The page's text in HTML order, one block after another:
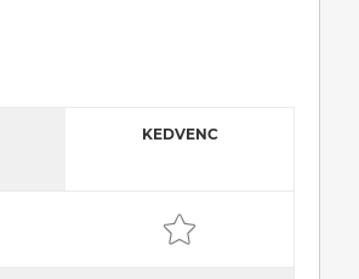
KEDVENC